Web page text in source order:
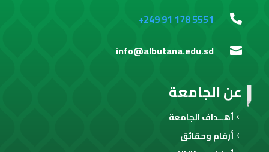
عن الجامعة
أهــداف الجامعة
أرقام وحقائق

+249 91 178 5551

info@albutana.edu.sd